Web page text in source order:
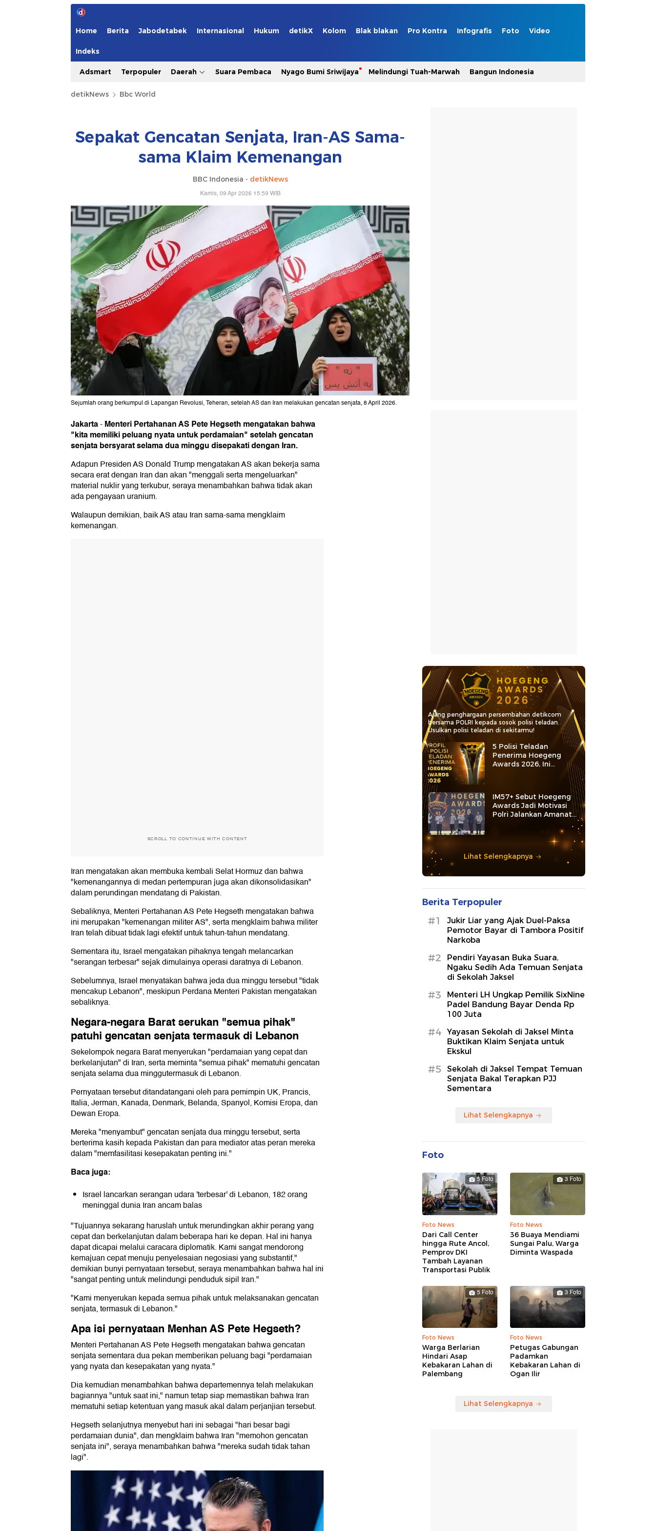
Home Berita Jabodetabek Internasional Hukum detikX Kolom Blak blakan Pro Kontra Infografis Foto Video
Indeks
Adsmart Terpopuler Daerah Suara Pembaca Nyago Bumi Sriwijaya Melindungi Tuah-Marwah Bangun Indonesia
detikNews Bbc World
Sepakat Gencatan Senjata, Iran-AS Sama-
sama Klaim Kemenangan
BBC Indonesia - detikNews
Kamis, 09 Apr 2026 15:59 WIB
Sejumlah orang berkumpul di Lapangan Revolusi, Teheran, setelah AS dan Iran melakukan gencatan senjata, 8 April 2026.
Jakarta-Menteri Pertahanan AS Pete Hegseth mengatakan bahwa
"kita memiliki peluang nyata untuk perdamaian" setelah gencatan
senjata bersyarat selama dua minggu disepakati dengan Iran.
Adapun Presiden AS Donald Trump mengatakan AS akan bekerja sama
secara erat dengan Iran dan akan "menggali serta mengeluarkan"
material nuklir yang terkubur, seraya menambahkan bahwa tidak akan
ada pengayaan uranium.
Walaupun demikian, baik AS atau Iran sama-sama mengklaim
kemenangan.
SCROLL TO CONTINUE WITH CONTENT
Iran mengatakan akan membuka kembali Selat Hormuz dan bahwa
"kemenangannya di medan pertempuran juga akan dikonsolidasikan"
dalam perundingan mendatang di Pakistan.
Sebaliknya, Menteri Pertahanan AS Pete Hegseth mengatakan bahwa
ini merupakan "kemenangan militer AS", serta mengklaim bahwa militer
Iran telah dibuat tidak lagi efektif untuk tahun-tahun mendatang.
Sementara itu, Israel mengatakan pihaknya tengah melancarkan
"serangan terbesar" sejak dimulainya operasi daratnya di Lebanon.
Sebelumnya, Israel menyatakan bahwa jeda dua minggu tersebut "tidak
mencakup Lebanon", meskipun Perdana Menteri Pakistan mengatakan
sebaliknya.
Negara-negara Barat serukan "semua pihak"
patuhi gencatan senjata termasuk di Lebanon
Sekelompok negara Barat menyerukan "perdamaian yang cepat dan
berkelanjutan" di Iran, serta meminta "semua pihak" mematuhi gencatan
senjata selama dua minggutermasuk di Lebanon.
Pernyataan tersebut ditandatangani oleh para pemimpin UK, Prancis,
Italia, Jerman, Kanada, Denmark, Belanda, Spanyol, Komisi Eropa, dan
Dewan Eropa.
Mereka "menyambut" gencatan senjata dua minggu tersebut, serta
berterima kasih kepada Pakistan dan para mediator atas peran mereka
dalam "memfasilitasi kesepakatan penting ini."
Baca juga:
Israel lancarkan serangan udara 'terbesar' di Lebanon, 182 orang
meninggal dunia Iran ancam balas
"Tujuannya sekarang haruslah untuk merundingkan akhir perang yang
cepat dan berkelanjutan dalam beberapa hari ke depan. Hal ini hanya
dapat dicapai melalui caracara diplomatik. Kami sangat mendorong
kemajuan cepat menuju penyelesaian negosiasi yang substantif,"
demikian bunyi pernyataan tersebut, seraya menambahkan bahwa hal ini
"sangat penting untuk melindungi penduduk sipil Iran."
"Kami menyerukan kepada semua pihak untuk melaksanakan gencatan
senjata, termasuk di Lebanon."
Apa isi pernyataan Menhan AS Pete Hegseth?
Menteri Pertahanan AS Pete Hegseth mengatakan bahwa gencatan
senjata sementara dua pekan memberikan peluang bagi "perdamaian
yang nyata dan kesepakatan yang nyata."
Dia kemudian menambahkan bahwa departemennya telah melakukan
bagiannya "untuk saat ini," namun tetap siap memastikan bahwa Iran
mematuhi setiap ketentuan yang masuk akal dalam perjanjian tersebut.
Hegseth selanjutnya menyebut hari ini sebagai "hari besar bagi
perdamaian dunia", dan mengklaim bahwa Iran "memohon gencatan
senjata ini", seraya menambahkan bahwa "mereka sudah tidak tahan
lagi".
Ajang penghargaan persembahan detikcom
bersama POLRI kepada sosok polisi teladan.
Usulkan polisi teladan di sekitarmu!
5 Polisi Teladan
Penerima Hoegeng
Awards 2026, Ini
Kategori dan Kiprahnya
IM57+ Sebut Hoegeng
Awards Jadi Motivasi
Polri Jalankan Amanat
Lihat Selengkapnya
Berita Terpopuler
#1
Jukir Liar yang Ajak Duel-Paksa
Pemotor Bayar di Tambora Positif
Narkoba
#2
Pendiri Yayasan Buka Suara,
Ngaku Sedih Ada Temuan Senjata
di Sekolah Jaksel
#3
Menteri LH Ungkap Pemilik SixNine
Padel Bandung Bayar Denda Rp
100 Juta
#4
Yayasan Sekolah di Jaksel Minta
Buktikan Klaim Senjata untuk
Ekskul
#5
Sekolah di Jaksel Tempat Temuan
Senjata Bakal Terapkan PJJ
Sementara
Lihat Selengkapnya
Foto
5 Foto
Foto News
Dari Call Center
hingga Rute Ancol,
Pemprov DKI
Tambah Layanan
Transportasi Publik
3 Foto
Foto News
36 Buaya Mendiami
Sungai Palu, Warga
Diminta Waspada
5 Foto
Foto News
Warga Berlarian
Hindari Asap
Kebakaran Lahan di
Palembang
3 Foto
Foto News
Petugas Gabungan
Padamkan
Kebakaran Lahan di
Ogan Ilir
Lihat Selengkapnya